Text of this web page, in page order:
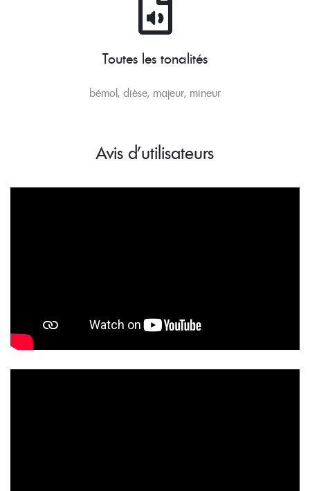
Toutes les tonalités
bémol, dièse, majeur, mineur
Avis d'utilisateurs